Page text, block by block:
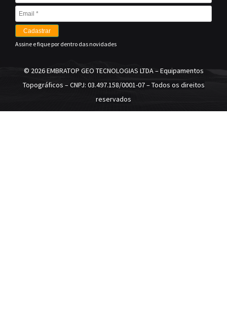
Cadastrar
Assine e fique por dentro das novidades
© 2026 EMBRATOP GEO TECNOLOGIAS LTDA – Equipamentos
Topográficos –CNPJ: 03.497.158/0001-07– Todos os direitos
reservados